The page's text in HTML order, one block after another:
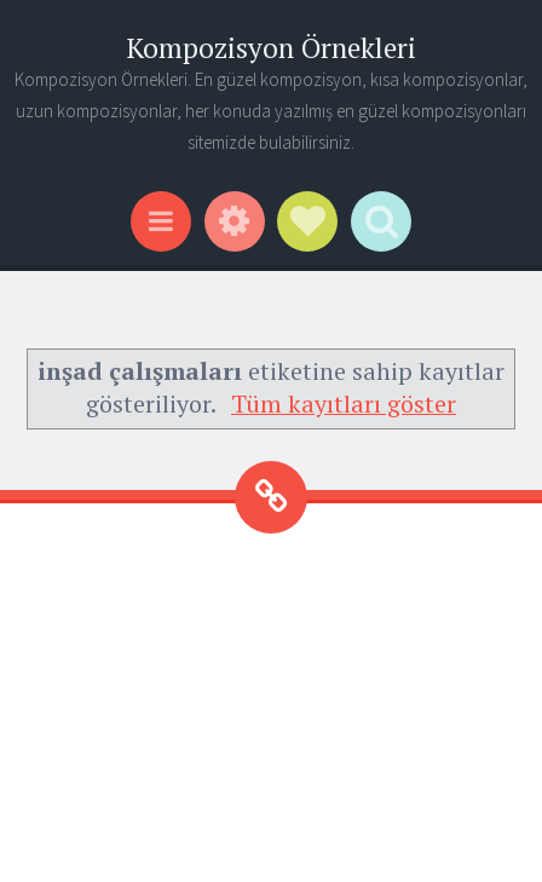
Kompozisyon Örnekleri
Kompozisyon Örnekleri. En güzel kompozisyon, kısa kompozisyonlar,
uzun kompozisyonlar, her konuda yazılmış en güzel kompozisyonları
sitemizde bulabilirsiniz.
Menu WidgetsSocial Links
Search
inşad çalışmaları etiketine sahip kayıtlar
gösteriliyor. Tüm kayıtları göster